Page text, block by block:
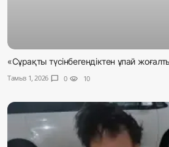
«Сұрақты түсінбегендіктен ұпай
Тамыз 1, 2026 chat_bubble 0 visibility 10